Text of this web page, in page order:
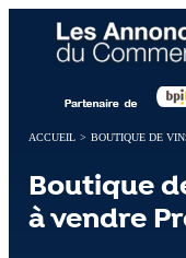
ACCUEIL > BOUTIQUE DE
Boutique
à vendre
Panneau de gestion